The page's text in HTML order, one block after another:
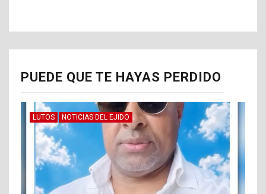
PUEDE QUE TE HAYAS PERDIDO
LUTOS NOTICIAS DEL EJIDO